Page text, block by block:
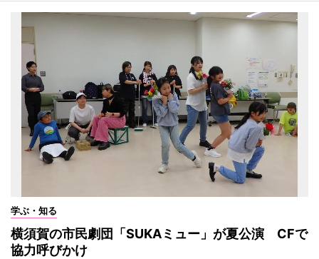
学ぶ・知る
横須賀の市民劇団「SUKAミュー」が夏公演 CFで
協力呼びかけ